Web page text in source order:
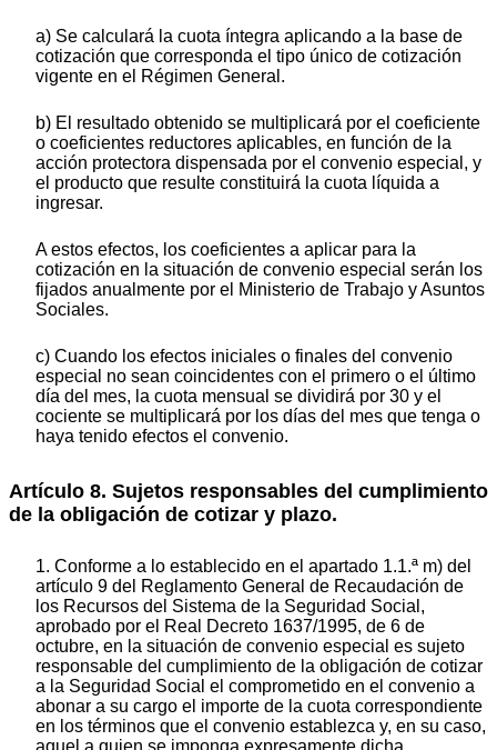
a) Se calculará la cuota íntegra aplicando a la base de
cotización que corresponda el tipo único de cotización
vigente en el Régimen General.
b) El resultado obtenido se multiplicará por el coeficiente
o coeficientes reductores aplicables, en función de la
acción protectora dispensada por el convenio especial, y
el producto que resulte constituirá la cuota líquida a
ingresar.
A estos efectos, los coeficientes a aplicar para la
cotización en la situación de convenio especial serán los
fijados anualmente por el Ministerio de Trabajo y Asuntos
Sociales.
c) Cuando los efectos iniciales o finales del convenio
especial no sean coincidentes con el primero o el último
día del mes, la cuota mensual se dividirá por 30 y el
cociente se multiplicará por los días del mes que tenga o
haya tenido efectos el convenio.
Artículo 8. Sujetos responsables del cumplimiento
de la obligación de cotizar y plazo.
1. Conforme a lo establecido en el apartado 1.1.ª m) del
artículo 9 del Reglamento General de Recaudación de
los Recursos del Sistema de la Seguridad Social,
aprobado por el Real Decreto 1637/1995, de 6 de
octubre, en la situación de convenio especial es sujeto
responsable del cumplimiento de la obligación de cotizar
a la Seguridad Social el comprometido en el convenio a
abonar a su cargo el importe de la cuota correspondiente
en los términos que el convenio establezca y, en su caso,